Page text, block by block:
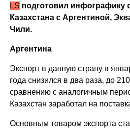
LS подготовил инфографику
Казахстана с Аргентиной,
Чили.
Аргентина
Экспорт в данную страну в
года снизился в два раза, до
сравнению с аналогичным
Казахстан заработал на
Основным товаром экспорта